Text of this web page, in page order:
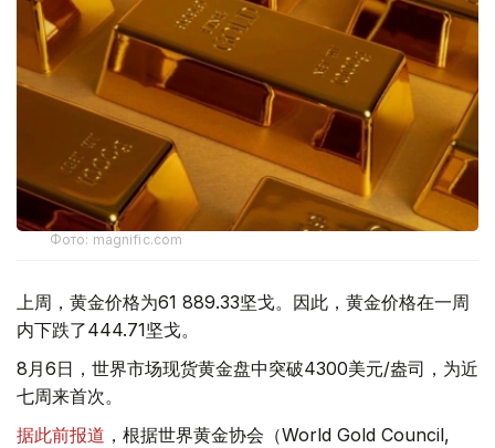
Фото: magnific.com
上周，黄金价格为61 889.33坚戈。因此，黄金价格在一周
内下跌了444.71坚戈。
8月6日，世界市场现货黄金盘中突破4300美元/盎司，为近
七周来首次。
据此前报道 ，根据世界黄金协会（World Gold Council,